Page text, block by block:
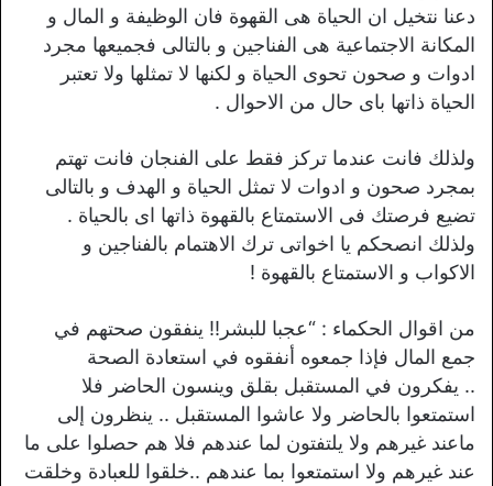
دعنا نتخيل ان الحياة هى القهوة فان الوظيفة و المال و
المكانة الاجتماعية هى الفناجين و بالتالى فجميعها مجرد
ادوات و صحون تحوى الحياة و لكنها لا تمثلها ولا تعتبر
الحياة ذاتها باى حال من الاحوال .
ولذلك فانت عندما تركز فقط على الفنجان فانت تهتم
بمجرد صحون و ادوات لا تمثل الحياة و الهدف و بالتالى
تضيع فرصتك فى الاستمتاع بالقهوة ذاتها اى بالحياة .
ولذلك انصحكم يا اخواتى ترك الاهتمام بالفناجين و
الاكواب و الاستمتاع بالقهوة !
من اقوال الحكماء : “عجبا للبشر!! ينفقون صحتهم في
جمع المال فإذا جمعوه أنفقوه في استعادة الصحة
.. يفكرون في المستقبل بقلق وينسون الحاضر فلا
استمتعوا بالحاضر ولا عاشوا المستقبل .. ينظرون إلى
ماعند غيرهم ولا يلتفتون لما عندهم فلا هم حصلوا على ما
عند غيرهم ولا استمتعوا بما عندهم ..خلقوا للعبادة وخلقت